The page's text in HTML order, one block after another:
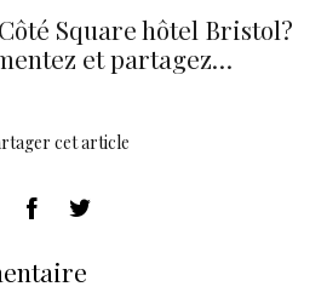
Square hôtel Bristol?
et partagez…
cet article